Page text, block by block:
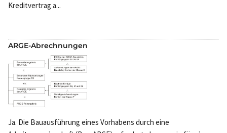
Kreditvertrag a...
ARGE-Abrechnungen
Ja. Die Bauausführung eines Vorhabens durch eine